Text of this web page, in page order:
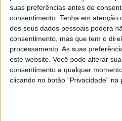
suas preferências antes de
consentimento. Tenha em atenção
dos seus dados pessoais poderá
consentimento, mas que tem o
processamento. As suas
este website. Você pode alterar
consentimento a qualquer
clicando no botão "Privacidade" na
todos os dias, e quando
hesitação.
A gente se apaixona
alguém quer caminhar ao
deixar o passado para
futuro ao nosso lado.